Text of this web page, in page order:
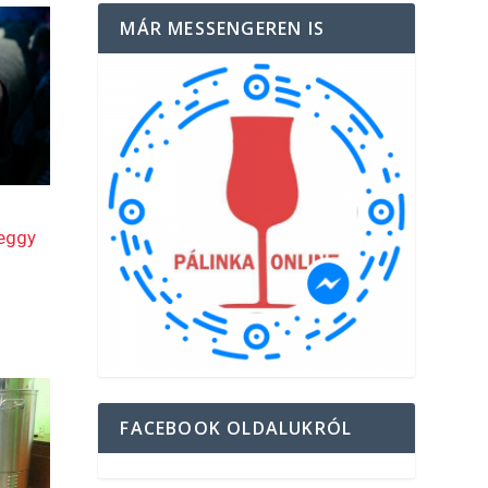
MÁR MESSENGEREN IS
FACEBOOK OLDALUKRÓL